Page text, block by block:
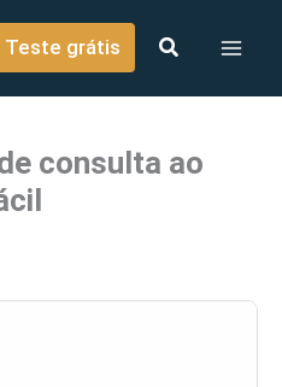
Teste grátis
consulta ao